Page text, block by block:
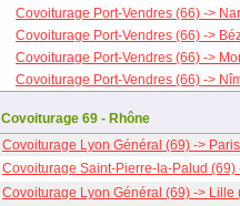
Covoiturage Port-Vendres (66) ->
Covoiturage Port-Vendres (66) ->
Covoiturage Port-Vendres (66) ->
Covoiturage Port-Vendres (66) ->
Covoiturage 69 - Rhône
Covoiturage Lyon Général (69) ->
Covoiturage Saint-Pierre-la-Palud (69)
Covoiturage Lyon Général (69) -> Lille